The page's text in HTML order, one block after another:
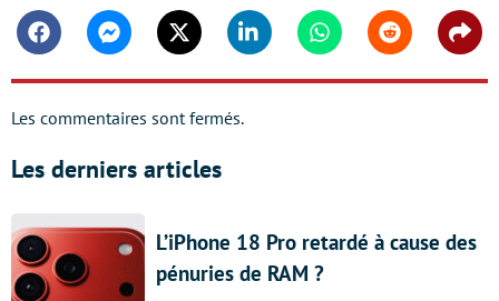
FacebookMessengerTwitter Linkedin WhatsappReddit
Les commentaires sont fermés.
Les derniers articles
L’iPhone 18 Pro retardé à cause des
pénuries de RAM ?